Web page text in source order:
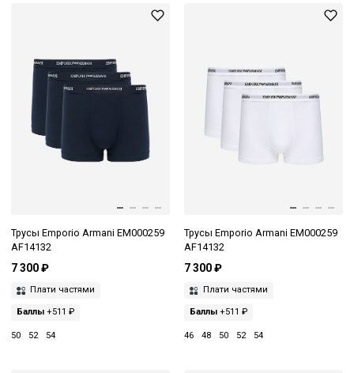
Трусы Emporio Armani EM000259
AF14132
7 300 ₽
Плати частями
Баллы +511 ₽
50 52 54
Трусы Emporio Armani EM000259
AF14132
7 300 ₽
Плати частями
Баллы+511 ₽
46 48 50 52 54